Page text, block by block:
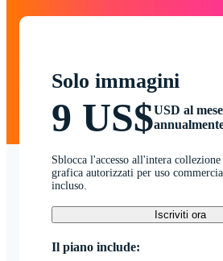
Solo immagini
9 US$USD al
Sblocca l'accesso all'intera
grafica autorizzati per uso
incluso.
Iscriviti ora
Il piano include: